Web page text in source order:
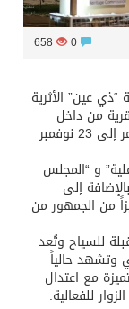
658
“ذي عين” الأثرية
من داخل
وخارج المنطقة لليوم الرابع على التوالي وتستمر إلى 23 نوفمبر
و “المجلس
إلى
من الجمهور من
للسياح وتُعد
وتشهد حالياً
مع اعتدال
للفعالية.